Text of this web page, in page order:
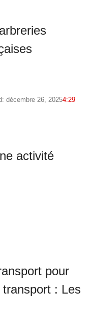
décembre 26, 20254:29
activité
pour
: Les